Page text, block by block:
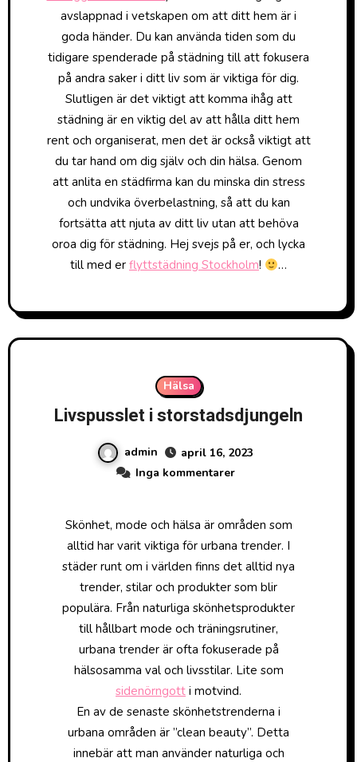
avslappnad i vetskapen om att ditt hem är i
goda händer. Du kan använda tiden som du
tidigare spenderade på städning till att fokusera
på andra saker i ditt liv som är viktiga för dig.
Slutligen är det viktigt att komma ihåg att
städning är en viktig del av att hålla ditt hem
rent och organiserat, men det är också viktigt att
du tar hand om dig själv och din hälsa. Genom
att anlita en städfirma kan du minska din stress
och undvika överbelastning, så att du kan
fortsätta att njuta av ditt liv utan att behöva
oroa dig för städning. Hej svejs på er, och lycka
till med er flyttstädning Stockholm! …
Hälsa
Livspusslet i storstadsdjungeln
admin
april 16, 2023
Inga kommentarer
Skönhet, mode och hälsa är områden som
alltid har varit viktiga för urbana trender. I
städer runt om i världen finns det alltid nya
trender, stilar och produkter som blir
populära. Från naturliga skönhetsprodukter
till hållbart mode och träningsrutiner,
urbana trender är ofta fokuserade på
hälsosamma val och livsstilar. Lite som
sidenörngott i motvind.
En av de senaste skönhetstrenderna i
urbana områden är ”clean beauty”. Detta
innebär att man använder naturliga och